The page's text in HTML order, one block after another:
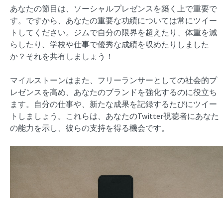
あなたの節目は、ソーシャルプレゼンスを築く上で重要で
す。ですから、あなたの重要な功績については常にツイー
トしてください。ジムで自分の限界を超えたり、体重を減
らしたり、学校や仕事で優秀な成績を収めたりしました
か？それを共有しましょう！
マイルストーンはまた、フリーランサーとしての社会的プ
レゼンスを高め、あなたのブランドを強化するのに役立ち
ます。自分の仕事や、新たな成果を記録するたびにツイー
トしましょう。これらは、あなたのTwitter視聴者にあなた
の能力を示し、彼らの支持を得る機会です。